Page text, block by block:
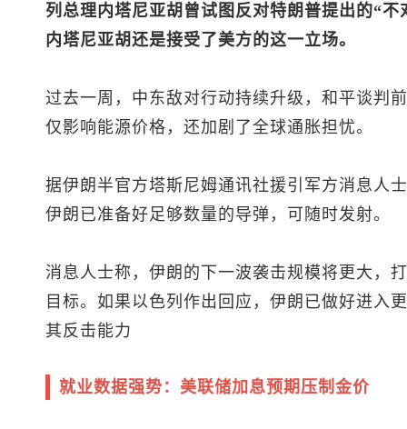
列总理内塔尼亚胡曾试图反对特朗普提出的“
内塔尼亚胡还是接受了美方的这一立场。
过去一周，中东敌对行动持续升级，和平谈判
仅影响能源价格，还加剧了全球通胀担忧。
据伊朗半官方塔斯尼姆通讯社援引军方消息人
伊朗已准备好足够数量的导弹，可随时发射。
消息人士称，伊朗的下一波袭击规模将更大，
目标。如果以色列作出回应，伊朗已做好进入
其反击能力
就业数据强势：美联储加息预期压制金价